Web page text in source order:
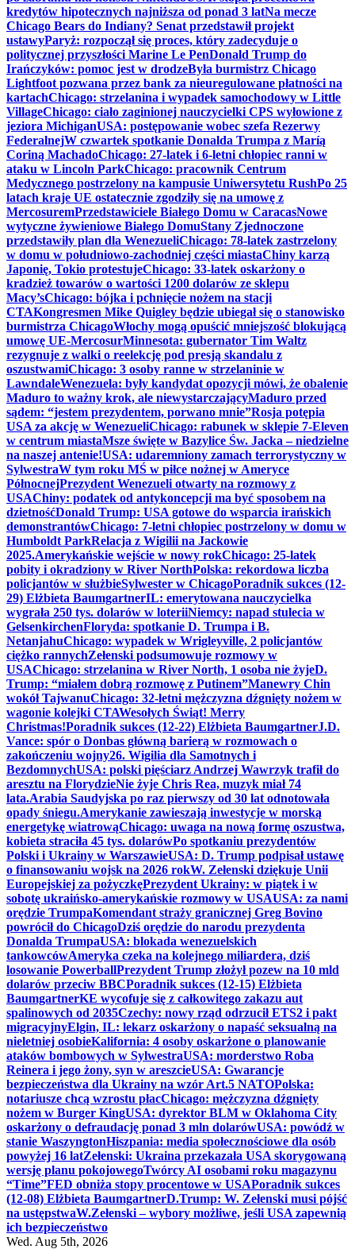
kredytów hipotecznych najniższa od ponad 3 latNa mecze
Chicago Bears do Indiany? Senat przedstawił projekt
ustawyParyż: rozpoczął się proces, który zadecyduje o
politycznej przyszłości Marine Le PenDonald Trump do
Irańczyków: pomoc jest w drodzeByła burmistrz Chicago
Lightfoot pozwana przez bank za nieuregulowane płatności na
kartachChicago: strzelanina i wypadek samochodowy w Little
VillageChicago: ciało zaginionej nauczycielki CPS wyłowione z
jeziora MichiganUSA: postępowanie wobec szefa Rezerwy
FederalnejW czwartek spotkanie Donalda Trumpa z Maríą
Coriną MachadoChicago: 27-latek i 6-letni chłopiec ranni w
ataku w Lincoln ParkChicago: pracownik Centrum
Medycznego postrzelony na kampusie Uniwersytetu RushPo 25
latach kraje UE ostatecznie zgodziły się na umowę z
MercosuremPrzedstawiciele Białego Domu w CaracasNowe
wytyczne żywieniowe Białego DomuStany Zjednoczone
przedstawiły plan dla WenezueliChicago: 78-latek zastrzelony
w domu w południowo-zachodniej części miastaChiny karzą
Japonię, Tokio protestujeChicago: 33-latek oskarżony o
kradzież towarów o wartości 1200 dolarów ze sklepu
Macy’sChicago: bójka i pchnięcie nożem na stacji
CTAKongresmen Mike Quigley będzie ubiegał się o stanowisko
burmistrza ChicagoWłochy mogą opuścić mniejszość blokującą
umowę UE-MercosurMinnesota: gubernator Tim Waltz
rezygnuje z walki o reelekcję pod presją skandalu z
oszustwamiChicago: 3 osoby ranne w strzelaninie w
LawndaleWenezuela: były kandydat opozycji mówi, że obalenie
Maduro to ważny krok, ale niewystarczającyMaduro przed
sądem: “jestem prezydentem, porwano mnie”Rosja potępia
USA za akcję w WenezueliChicago: rabunek w sklepie 7-Eleven
w centrum miastaMsze święte w Bazylice Św. Jacka – niedzielne
na naszej antenie!USA: udaremniony zamach terrorystyczny w
SylwestraW tym roku MŚ w piłce nożnej w Ameryce
PółnocnejPrezydent Wenezueli otwarty na rozmowy z
USAChiny: podatek od antykoncepcji ma być sposobem na
dzietnośćDonald Trump: USA gotowe do wsparcia irańskich
demonstrantówChicago: 7-letni chłopiec postrzelony w domu w
Humboldt ParkRelacja z Wigilii na Jackowie
2025.Amerykańskie wejście w nowy rokChicago: 25-latek
pobity i okradziony w River NorthPolska: rekordowa liczba
policjantów w służbieSylwester w ChicagoPoradnik sukces (12-
29) Elżbieta BaumgartnerIL: emerytowana nauczycielka
wygrała 250 tys. dolarów w loteriiNiemcy: napad stulecia w
GelsenkirchenFloryda: spotkanie D. Trumpa i B.
NetanjahuChicago: wypadek w Wrigleyville, 2 policjantów
ciężko rannychZełenski podsumowuje rozmowy w
USAChicago: strzelanina w River North, 1 osoba nie żyjeD.
Trump: “miałem dobrą rozmowę z Putinem”Manewry Chin
wokół TajwanuChicago: 32-letni mężczyzna dźgnięty nożem w
wagonie kolejki CTAWesołych Świąt! Merry
Christmas!Poradnik sukces (12-22) Elżbieta BaumgartnerJ.D.
Vance: spór o Donbas główną barierą w rozmowach o
zakończeniu wojny26. Wigilia dla Samotnych i
BezdomnychUSA: polski pięściarz Andrzej Wawrzyk trafił do
aresztu na FlorydzieNie żyje Chris Rea, muzyk miał 74
lata.Arabia Saudyjska po raz pierwszy od 30 lat odnotowała
opady śniegu.Amerykanie zawieszają inwestycje w morską
energetykę wiatrowąChicago: uwaga na nową formę oszustwa,
kobieta straciła 45 tys. dolarówPo spotkaniu prezydentów
Polski i Ukrainy w WarszawieUSA: D. Trump podpisał ustawę
o finansowaniu wojsk na 2026 rokW. Zełenski dziękuje Unii
Europejskiej za pożyczkęPrezydent Ukrainy: w piątek i w
sobotę ukraińsko-amerykańskie rozmowy w USAUSA: za nami
orędzie TrumpaKomendant straży granicznej Greg Bovino
powrócił do ChicagoDziś orędzie do narodu prezydenta
Donalda TrumpaUSA: blokada wenezuelskich
tankowcówAmeryka czeka na kolejnego miliardera, dziś
losowanie PowerballPrezydent Trump złożył pozew na 10 mld
dolarów przeciw BBCPoradnik sukces (12-15) Elżbieta
BaumgartnerKE wycofuje się z całkowitego zakazu aut
spalinowych od 2035Czechy: nowy rząd odrzucił ETS2 i pakt
migracyjnyElgin, IL: lekarz oskarżony o napaść seksualną na
nieletniej osobieKalifornia: 4 osoby oskarżone o planowanie
ataków bombowych w SylwestraUSA: morderstwo Roba
Reinera i jego żony, syn w areszcieUSA: Gwarancje
bezpieczeństwa dla Ukrainy na wzór Art.5 NATOPolska:
notariusze chcą wzrostu płacChicago: mężczyzna dźgnięty
nożem w Burger KingUSA: dyrektor BLM w Oklahoma City
oskarżony o defraudację ponad 3 mln dolarówUSA: powódź w
stanie WaszyngtonHiszpania: media społecznościowe dla osób
powyżej 16 latZełenski: Ukraina przekazała USA skorygowaną
wersję planu pokojowegoTwórcy AI osobami roku magazynu
“Time”FED obniża stopy procentowe w USAPoradnik sukces
(12-08) Elżbieta BaumgartnerD.Trump: W. Zełenski musi pójść
na ustępstwaW.Zełenski – wybory możliwe, jeśli USA zapewnią
ich bezpieczeństwo
Wed. Aug 5th, 2026